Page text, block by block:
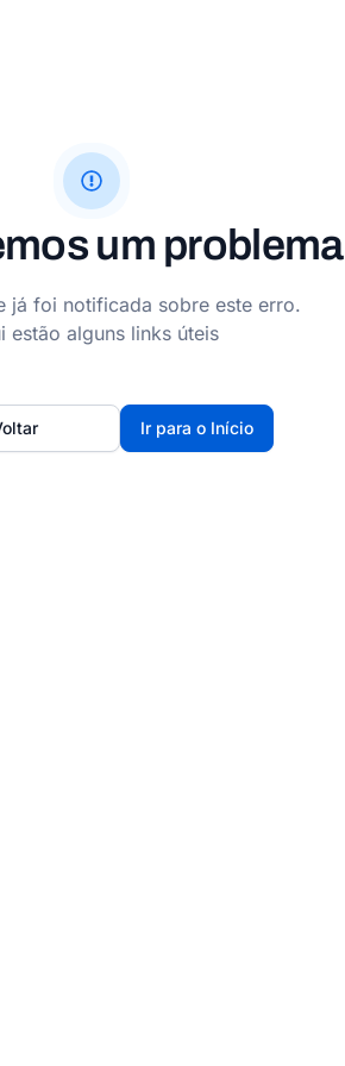
um problema
já foi notificada sobre este erro.
estão alguns links úteis
Ir para o Início